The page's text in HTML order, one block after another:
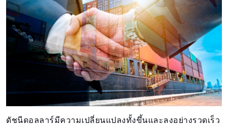
ดัชนีดอลลาร์มีความเปลี่ยนแปลงทั้งขึ้นและลงอย่างรวดเร็ว